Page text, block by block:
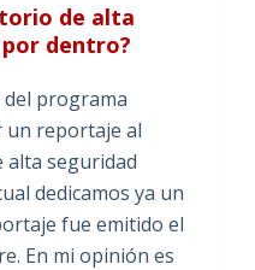
de alta
dentro?
del programa
un reportaje al
alta seguridad
dedicamos ya un
fue emitido el
En mi opinión es